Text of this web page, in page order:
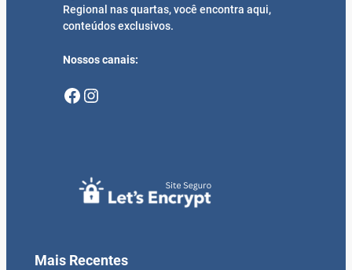
Regional nas quartas, você encontra aqui,
conteúdos exclusivos.
Nossos canais:
Facebook Instagram
Mais Recentes